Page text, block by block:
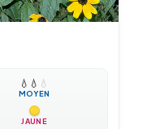
💧 💧 💧
MOYEN
JAUNE